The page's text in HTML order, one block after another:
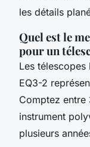
les détails
Quel est le
pour un
Les
EQ3-2
Comptez
instrument
plusieurs